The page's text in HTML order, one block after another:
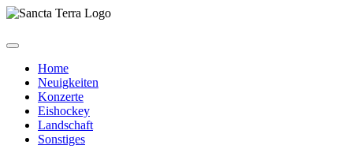
Home
Neuigkeiten
Konzerte
Eishockey
Landschaft
Sonstiges